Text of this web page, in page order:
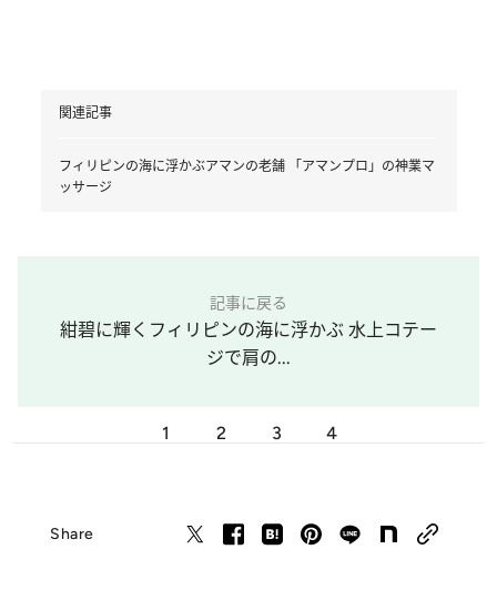
関連記事
フィリピンの海に浮かぶアマンの老舗 「アマンプロ」の神業マ
ッサージ
記事に戻る
紺碧に輝くフィリピンの海に浮かぶ 水上コテー
ジで肩の...
1 2 3 4
Share